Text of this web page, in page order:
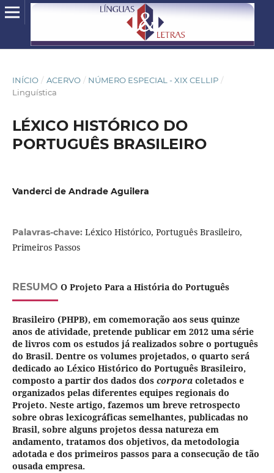
INÍCIO / ACERVO / NÚMERO ESPECIAL - XIX CELLIP /
Linguística
LÉXICO HISTÓRICO DO
PORTUGUÊS BRASILEIRO
Vanderci de Andrade Aguilera
Palavras-chave: Léxico Histórico, Português Brasileiro,
Primeiros Passos
RESUMO O Projeto Para a História do Português
Brasileiro (PHPB), em comemoração aos seus quinze
anos de atividade, pretende publicar em 2012 uma série
de livros com os estudos já realizados sobre o português
do Brasil. Dentre os volumes projetados, o quarto será
dedicado ao Léxico Histórico do Português Brasileiro,
composto a partir dos dados dos corpora coletados e
organizados pelas diferentes equipes regionais do
Projeto. Neste artigo, fazemos um breve retrospecto
sobre obras lexicográficas semelhantes, publicadas no
Brasil, sobre alguns projetos dessa natureza em
andamento, tratamos dos objetivos, da metodologia
adotada e dos primeiros passos para a consecução de tão
ousada empresa.